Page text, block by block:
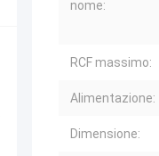
nome:
RCF massimo:
Alimentazione:
Dimensione: